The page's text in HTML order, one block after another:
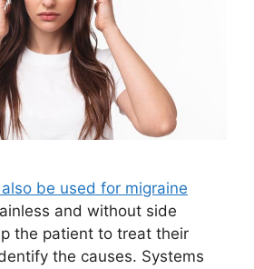
be used for migraine
and without side
the patient to treat their
the causes. Systems